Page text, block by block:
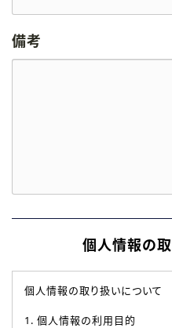
備考
個人情報の
個人情報の取り扱いについて
1. 個人情報の利用目的